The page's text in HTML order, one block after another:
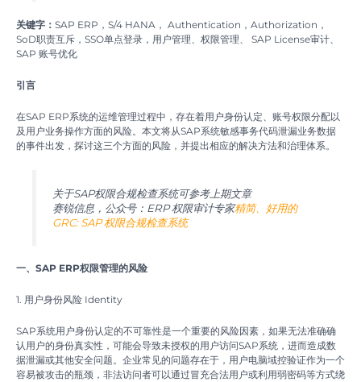
关键字： SAP ERP，S/4 HANA， Authentication，Authorization，
SoD职责互斥，SSO单点登录，用户管理、权限管理、 SAP License审计、
SAP 账号优化
引言
在SAP ERP系统的运维管理过程中，存在着用户身份认定、账号权限分配以
及用户业务操作方面的风险。本文将从SAP系统敏感事务代码泄漏业务数据
的事件出发，探讨这三个方面的风险，并提出相应的解决方法和治理体系。
关于SAP权限合规检查系统可参考上期文章
赛锐信息，公众号：ERP 权限审计专家精简、好用的
GRC: SAP 权限合规检查系统
一、SAP ERP权限管理的风险
1. 用户身份风险 Identity
SAP系统用户身份认定的不可靠性是一个重要的风险因素，如果无法准确确
认用户的身份真实性，可能会导致未授权的用户访问SAP系统，进而造成数
据泄漏或其他安全问题。企业常见的问题存在于，用户电脑域控验证作为一个
容易被攻击的瓶颈，非法访问者可以通过冒充合法用户或利用弱密码等方式绕